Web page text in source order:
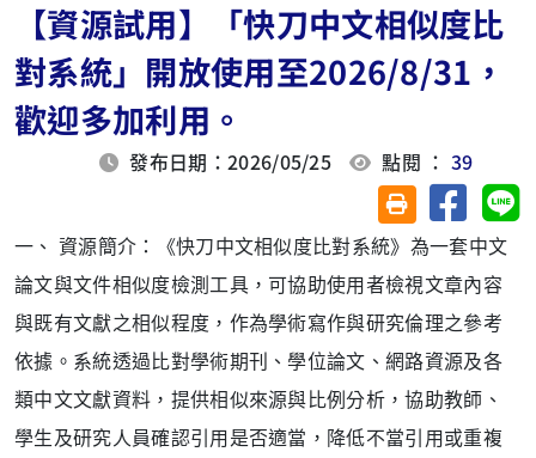
【資源試用】「快刀中文相似度比
對系統」開放使用至2026/8/31，
歡迎多加利用。
發布日期：2026/05/25 點閱 ：39
友善列印(另開視
分享至
一、 資源簡介：《快刀中文相似度比對系統》為一套中文
論文與文件相似度檢測工具，可協助使用者檢視文章內容
與既有文獻之相似程度，作為學術寫作與研究倫理之參考
依據。系統透過比對學術期刊、學位論文、網路資源及各
類中文文獻資料，提供相似來源與比例分析，協助教師、
學生及研究人員確認引用是否適當，降低不當引用或重複